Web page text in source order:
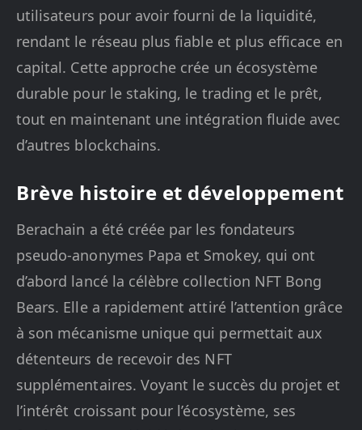
utilisateurs pour avoir fourni de la liquidité,
rendant le réseau plus fiable et plus efficace en
capital. Cette approche crée un écosystème
durable pour le staking, le trading et le prêt,
tout en maintenant une intégration fluide avec
d’autres blockchains.
Brève histoire et développement
Berachain a été créée par les fondateurs
pseudo-anonymes Papa et Smokey, qui ont
d’abord lancé la célèbre collection NFT Bong
Bears. Elle a rapidement attiré l’attention grâce
à son mécanisme unique qui permettait aux
détenteurs de recevoir des NFT
supplémentaires. Voyant le succès du projet et
l’intérêt croissant pour l’écosystème, ses